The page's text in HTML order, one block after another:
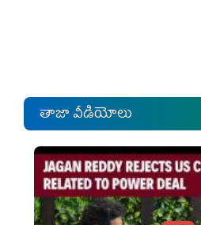
తాజా వీడియోలు